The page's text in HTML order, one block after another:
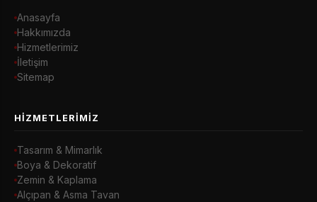
Anasayfa
Hakkımızda
Hizmetlerimiz
İletişim
Sitemap
HIZMETLERIMIZ
Tasarım & Mimarlık
Boya & Dekoratif
Zemin & Kaplama
Alçıpan & Asma Tavan